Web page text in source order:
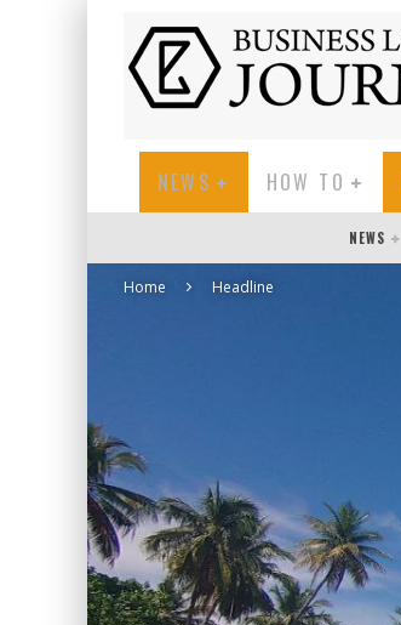
NEWS HOW TO
NEWS
Home Headline